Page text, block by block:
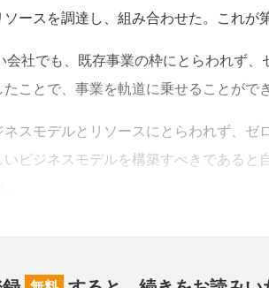
ースを調達し、組み合わせた。これが
社でも、既存事業の枠にとらわれず、
ことで、事業を軌道に乗せることができ
スモデルとリソースにとらわれず、ゼ
ビジネスモデルを構築すべきであると